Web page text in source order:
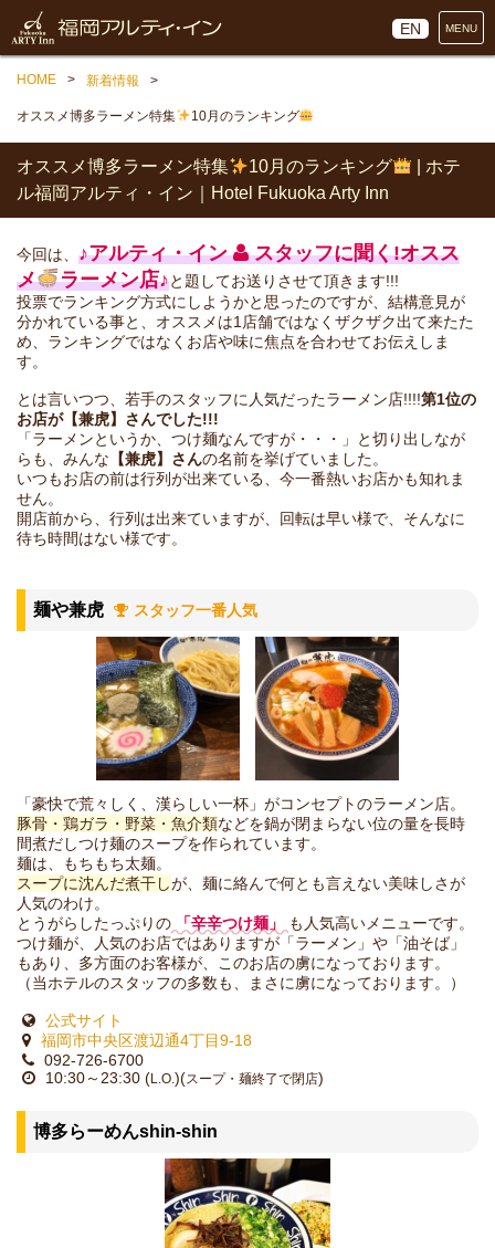
EN MENU
HOME 新着情報
オススメ博多ラーメン特集 10月のランキング
オススメ博多ラーメン特集 10月のランキング
| ホテ
ル福岡アルティ・イン｜Hotel Fukuoka Arty Inn
今回は、 ♪アルティ・イン
スタッフに聞く!オスス
メ
ラーメン店♪と題してお送りさせて頂きます!!!
投票でランキング方式にしようかと思ったのですが、結構意見が
分かれている事と、オススメは1店舗ではなくザクザク出て来たた
め、ランキングではなくお店や味に焦点を合わせてお伝えしま
す。
とは言いつつ、若手のスタッフに人気だったラーメン店!!!!第1位の
お店が【兼虎】さんでした!!!
「ラーメンというか、つけ麺なんですが・・・」と切り出しなが
らも、みんな 【兼虎】さんの名前を挙げていました。
いつもお店の前は行列が出来ている、今一番熱いお店かも知れま
せん。
開店前から、行列は出来ていますが、回転は早い様で、そんなに
待ち時間はない様です。
麺や兼虎 スタッフ一番人気
「豪快で荒々しく、漢らしい一杯」がコンセプトのラーメン店。
豚骨・鶏ガラ・野菜・魚介類などを鍋が閉まらない位の量を長時
間煮だしつけ麺のスープを作られています。
麺は、もちもち太麺。
スープに沈んだ煮干しが、麺に絡んで何とも言えない美味しさが
人気のわけ。
とうがらしたっぷりの
「辛辛つけ麺」
も人気高いメニューです。
つけ麺が、人気のお店ではありますが「ラーメン」や「油そば」
もあり、多方面のお客様が、このお店の虜になっております。
（当ホテルのスタッフの多数も、まさに虜になっております。）
公式サイト
福岡市中央区渡辺通4丁目9-18
092-726-6700
10:30～23:30 (L.O. )(スープ・麺終了で閉店)
博多らーめんshin-shin